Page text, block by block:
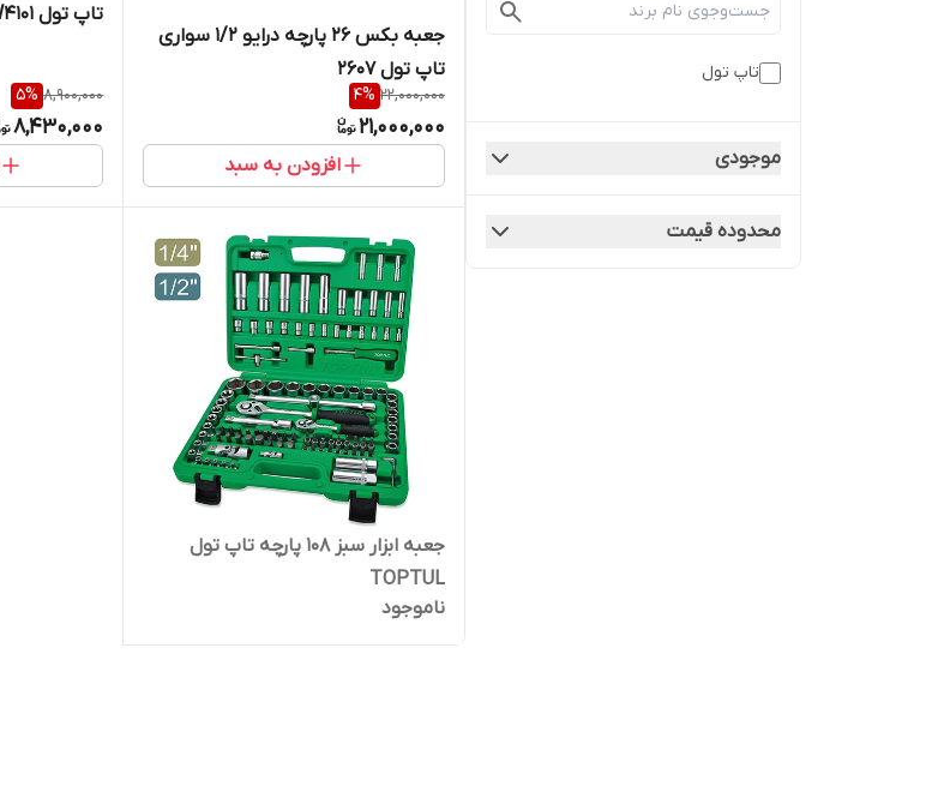
تاپ تول
موجودی
محدوده قیمت
جعبه بکس ۲۶ پارچه درایو ۱/۲ سواری
تاپ تول ۲۶۰۷
22,000,000
4%
21,000,000
افزودن به سبد
تاپ تول GADW4101
8,900,000
5%
8,430,000
جعبه ابزار سبز 108 پارچه تاپ تول
TOPTUL
ناموجود